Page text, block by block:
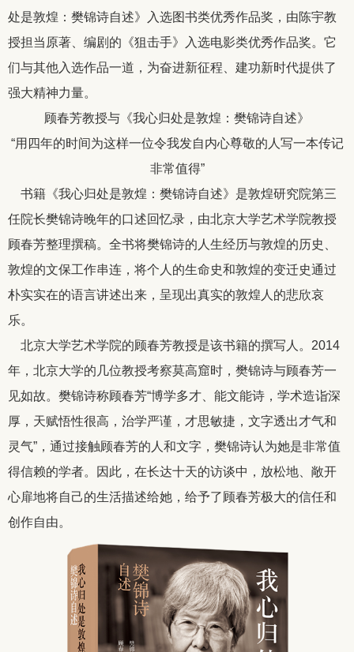
处是敦煌：樊锦诗自述》入选图书类优秀作品奖，由陈宇教
授担当原著、编剧的《狙击手》入选电影类优秀作品奖。它
们与其他入选作品一道，为奋进新征程、建功新时代提供了
强大精神力量。
顾春芳教授与《我心归处是敦煌：樊锦诗自述》
“用四年的时间为这样一位令我发自内心尊敬的人写一本传记
非常值得”
书籍《我心归处是敦煌：樊锦诗自述》是敦煌研究院第三
任院长樊锦诗晚年的口述回忆录，由北京大学艺术学院教授
顾春芳整理撰稿。全书将樊锦诗的人生经历与敦煌的历史、
敦煌的文保工作串连，将个人的生命史和敦煌的变迁史通过
朴实实在的语言讲述出来，呈现出真实的敦煌人的悲欣哀
乐。
北京大学艺术学院的顾春芳教授是该书籍的撰写人。2014
年，北京大学的几位教授考察莫高窟时，樊锦诗与顾春芳一
见如故。樊锦诗称顾春芳“博学多才、能文能诗，学术造诣深
厚，天赋悟性很高，治学严谨，才思敏捷，文字透出才气和
灵气”，通过接触顾春芳的人和文字，樊锦诗认为她是非常值
得信赖的学者。因此，在长达十天的访谈中，放松地、敞开
心扉地将自己的生活描述给她，给予了顾春芳极大的信任和
创作自由。